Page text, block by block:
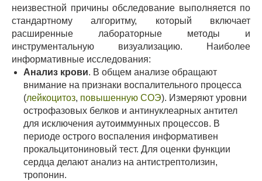
неизвестной причины обследование выполняется по
стандартному алгоритму, который включает
расширенные лабораторные методы и
инструментальную визуализацию. Наиболее
информативные исследования:
Анализ крови. В общем анализе обращают
внимание на признаки воспалительного процесса
(лейкоцитоз, повышенную СОЭ). Измеряют уровни
острофазовых белков и антинуклеарных антител
для исключения аутоиммунных процессов. В
периоде острого воспаления информативен
прокальцитониновый тест. Для оценки функции
сердца делают анализ на антистрептолизин,
тропонин.